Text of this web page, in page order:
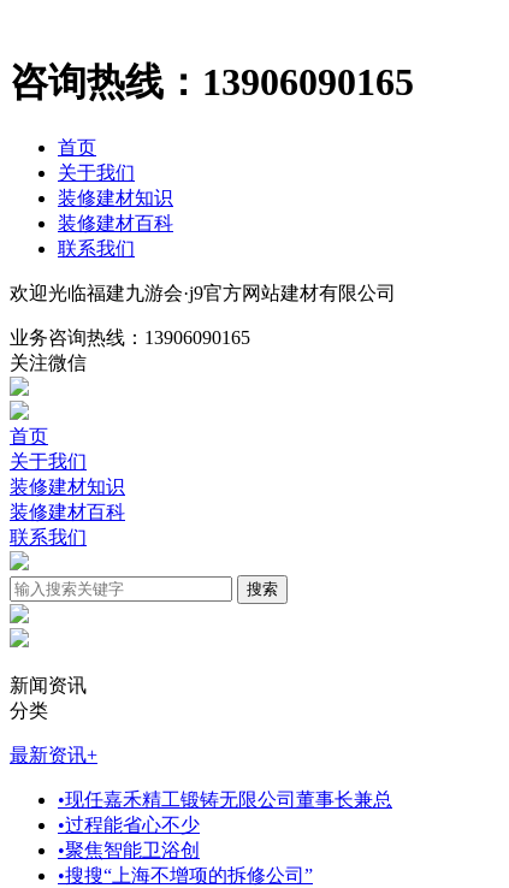
咨询热线： 13906090165
首页
关于我们
装修建材知识
装修建材百科
联系我们
欢迎光临福建九游会·j9官方网站建材有限公司
业务咨询热线： 13906090165
关注微信
首页
关于我们
装修建材知识
装修建材百科
联系我们
新闻资讯
分类
最新资讯+
•现任嘉禾精工锻铸无限公司董事长兼总
•过程能省心不少
•聚焦智能卫浴创
•搜搜“上海不增项的拆修公司”